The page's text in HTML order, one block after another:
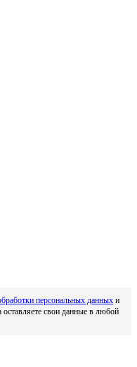
персональных данных и
оставляете свои данные в любой